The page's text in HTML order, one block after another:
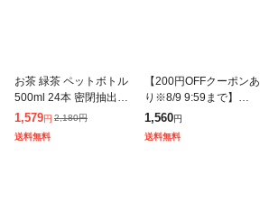
お茶 緑茶 ペットボトル
500ml 24本 密閉抽出
香り高い 旨みすっきり
まろやか 飲みやすい 食
事 朝に合う まとめ買い
1,579円 2,180円
送料無料
【200円OFFクーポンあ
り※8/9 9:59まで】緑茶
彩茶-あやちゃ- お茶 50
0ml×24本 ペットボトル
ライフドリン
1,560円
送料無料